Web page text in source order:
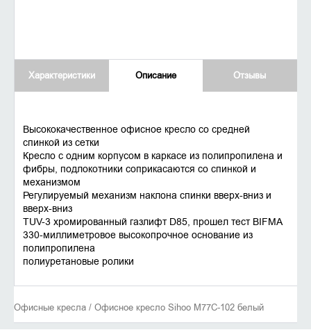
Характеристики Описание Отзывы
Высококачественное офисное кресло со средней
спинкой из сетки
Кресло с одним корпусом в каркасе из полипропилена и
фибры, подлокотники соприкасаются со спинкой и
механизмом
Регулируемый механизм наклона спинки вверх-вниз и
вверх-вниз
TUV-3 хромированный газлифт D85, прошел тест BIFMA
330-миллиметровое высокопрочное основание из
полипропилена
полиуретановые ролики
Офисные кресла / Офисное кресло Sihoo M77C-102 белый